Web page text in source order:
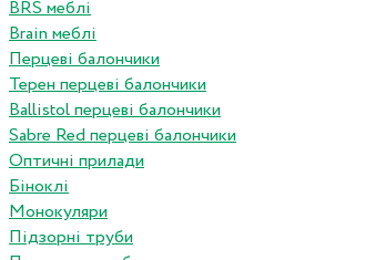
BRS меблі
Brain меблі
Перцеві балончики
Терен перцеві балончики
Ballistol перцеві балончики
Sabre Red перцеві балончики
Оптичні прилади
Біноклі
Монокуляри
Підзорні труби